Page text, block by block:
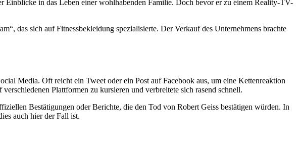
Einblicke in das Leben einer wohlhabenden Familie. Doch bevor er zu einem Reality-TV-
das sich auf Fitnessbekleidung spezialisierte. Der Verkauf des Unternehmens brachte
Media. Oft reicht ein Tweet oder ein Post auf Facebook aus, um eine Kettenreaktion
Plattformen zu kursieren und verbreitete sich rasend schnell.
Bestätigungen oder Berichte, die den Tod von Robert Geiss bestätigen würden. In
auch hier der Fall ist.